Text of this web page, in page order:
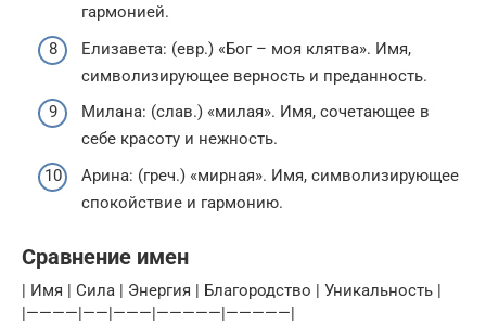
гармонией.
Елизавета: (евр.) «Бог – моя клятва». Имя,
символизирующее верность и преданность.
Милана: (слав.) «милая». Имя, сочетающее в
себе красоту и нежность.
Арина: (греч.) «мирная». Имя, символизирующее
спокойствие и гармонию.
Сравнение имен
| Имя | Сила | Энергия | Благородство | Уникальность |
|————|——|———|—————|—————|